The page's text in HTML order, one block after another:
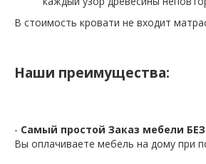
В стоимость кровати не входит
Наши преимущества:
- Самый простой Заказ мебели
Вы оплачиваете мебель на дому при